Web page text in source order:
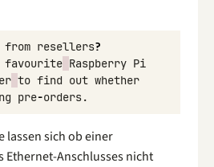
from resellers?
favourite Raspberry Pi
to find out whether
pre-orders.
lassen sich ob einer
Ethernet-Anschlusses nicht